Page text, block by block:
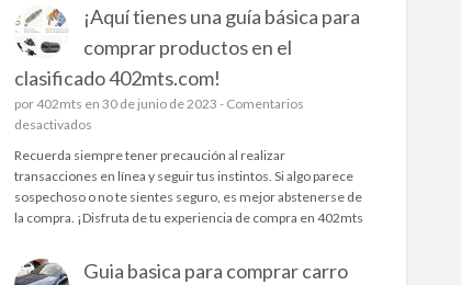
?
q
u
í
e
d
o
n
d
e
G
Ó
E
S
L
M
d
i
n
v
e
t
i
r
e
4
¡Aquí tienes una guía básica para
comprar productos en el
clasificado 402mts.com!
por402mts en 30 de junio de 2023 - Comentarios
desactivadose
¡
A
q
u
t
Recuerda siempre tener precaución al realizar
transacciones en línea y seguir tus instintos. Si algo parece
sospechoso o no te sientes seguro, es mejor abstenerse de
la compra. ¡Disfruta de tu experiencia de compra en 402mts
Guia basica para comprar carro